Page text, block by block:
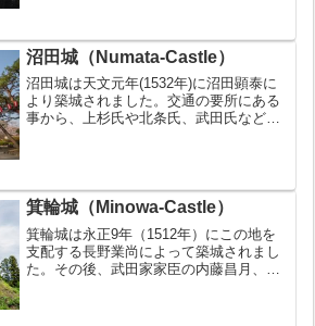
られる（17番）関東七名城のひとつに数
えられる上...
沼田城（Numata-Castle）
沼田城は天文元年(1532年)に沼田顕泰に
より築城されました。交通の要所にある
事から、上杉氏や北条氏、武田氏などの
幕府の命により...
箕輪城（Minowa-Castle）
箕輪城は永正9年（1512年）にこの地を
支配する長野業尚によって築城されまし
た。その後、武田家家臣の内藤昌月、織